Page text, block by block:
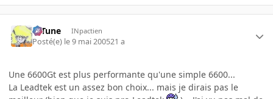
D-Tune INpactien
Posté(e) le 9 mai 200521 a
Une 6600Gt est plus performante qu'une simple 6600...
La Leadtek est un assez bon choix... mais je dirais pas le